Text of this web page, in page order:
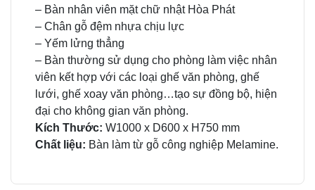
– Bàn nhân viên mặt chữ nhật Hòa Phát
– Chân gỗ đệm nhựa chịu lực
– Yếm lửng thẳng
– Bàn thường sử dụng cho phòng làm việc nhân
viên kết hợp với các loại ghế văn phòng, ghế
lưới, ghế xoay văn phòng…tạo sự đồng bộ, hiện
đại cho không gian văn phòng.
Kích Thước: W1000 x D600 x H750 mm
Chất liệu: Bàn làm từ gỗ công nghiệp Melamine.